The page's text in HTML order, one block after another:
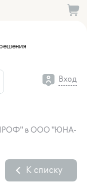
Вход
ПРОФ" в ООО "ЮНА-
К списку